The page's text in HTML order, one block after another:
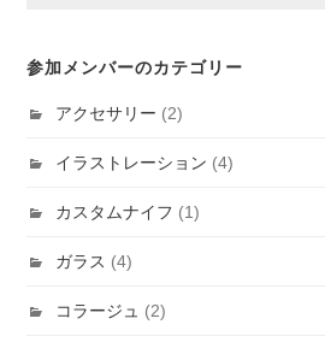
参加メンバーのカテゴリー
アクセサリー (2)
イラストレーション (4)
カスタムナイフ (1)
ガラス (4)
コラージュ (2)